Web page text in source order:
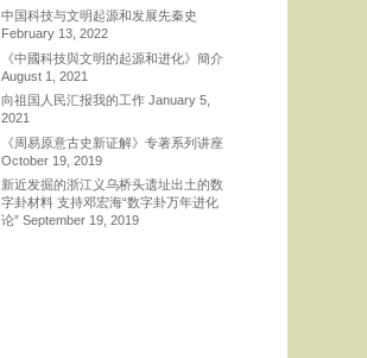
中国科技与文明起源和发展先秦史
February 13, 2022
《中國科技與文明的起源和进化》簡介
August 1, 2021
向祖国人民汇报我的工作 January 5,
2021
《周易原意古史新证解》专著系列讲座
October 19, 2019
新近发掘的浙江义乌桥头遗址出土的数
字卦材料 支持邓宏海“数字卦万年进化
论” September 19, 2019